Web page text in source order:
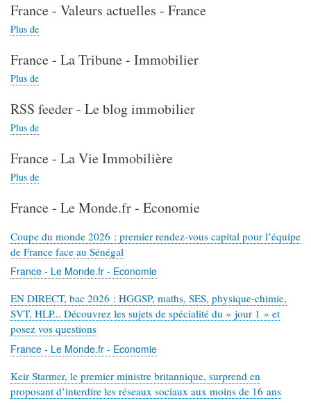
propos
RMC,
Gueules
France - Valeurs actuelles - France
Plus de
propos
-
Valeurs
France
France - La Tribune - Immobilier
Plus de
propos
La
Immobilier
RSS feeder - Le blog immobilier
Plus de
propos
feeder
-
blog
immobilier
France - La Vie Immobilière
Plus de
propos
France
-
Vie
Immobilière
France - Le Monde.fr - Economie
Coupe du monde 2026 : premier rendez-vous capital pour l’équipe
de France face au Sénégal
France - Le Monde.fr - Economie
EN DIRECT, bac 2026 : HGGSP, maths, SES, physique-chimie,
SVT, HLP... Découvrez les sujets de spécialité du « jour 1 » et
posez vos questions
France - Le Monde.fr - Economie
Keir Starmer, le premier ministre britannique, surprend en
proposant d’interdire les réseaux sociaux aux moins de 16 ans